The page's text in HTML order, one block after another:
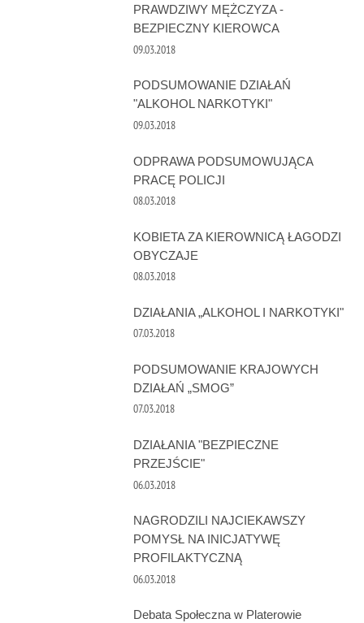
PRAWDZIWY MĘŻCZYZA -
BEZPIECZNY KIEROWCA
09.03.2018
PODSUMOWANIE DZIAŁAŃ
"ALKOHOL NARKOTYKI"
09.03.2018
ODPRAWA PODSUMOWUJĄCA
PRACĘ POLICJI
08.03.2018
KOBIETA ZA KIEROWNICĄ ŁAGODZI
OBYCZAJE
08.03.2018
DZIAŁANIA „ALKOHOL I NARKOTYKI"
07.03.2018
PODSUMOWANIE KRAJOWYCH
DZIAŁAŃ „SMOG”
07.03.2018
DZIAŁANIA "BEZPIECZNE
PRZEJŚCIE"
06.03.2018
NAGRODZILI NAJCIEKAWSZY
POMYSŁ NA INICJATYWĘ
PROFILAKTYCZNĄ
06.03.2018
Debata Społeczna w Platerowie